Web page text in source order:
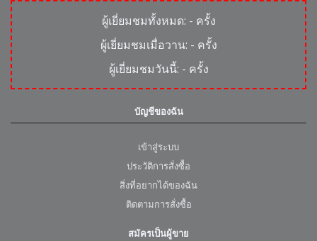
ผู้เยี่ยมชมทั้งหมด: - ครั้ง
ผู้เยี่ยมชมเมื่อวาน: - ครั้ง
ผู้เยี่ยมชมวันนี้: - ครั้ง
บัญชีของฉัน
เข้าสู่ระบบ
ประวัติการสั่งซื้อ
สิ่งที่อยากได้ของฉัน
ติดตามการสั่งซื้อ
สมัครเป็นผู้ขาย